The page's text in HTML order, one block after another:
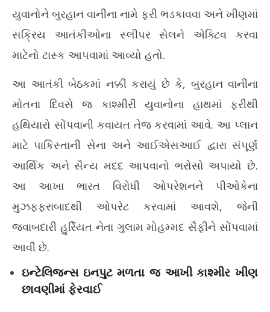
યુવાનોને બુરહાન વાનીના નામે ફરી ભડકાવવા અને ખીણમાં
સક્રિય આતંકીઓના સ્લીપર સેલને એક્ટિવ કરવા
માટેનો ટાસ્ક આપવામાં આવ્યો હતો.
આ આતંકી બેઠકમાં નક્કી કરાયું છે કે, બુરહાન વાનીના
મોતના દિવસે જ કાશ્મીરી યુવાનોના હાથમાં ફરીથી
હથિયારો સોંપવાની કવાયત તેજ કરવામાં આવે. આ પ્લાન
માટે પાકિસ્તાની સેના અને આઈએસઆઈ દ્વારા સંપૂર્ણ
આર્થિક અને સૈન્ય મદદ આપવાનો ભરોસો અપાયો છે.
આ આખા ભારત વિરોધી ઓપરેશનને પીઓકેના
મુઝફ્ફરાબાદથી ઓપરેટ કરવામાં આવશે, જેની
જવાબદારી હુર્રિયત નેતા ગુલામ મોહમ્મદ સૈફીને સોંપવામાં
આવી છે.
ઇન્ટેલિજન્સ ઇનપુટ મળતા જ આખી કાશ્મીર ખીણ
છાવણીમાં ફેરવાઈ